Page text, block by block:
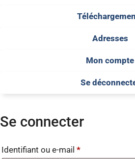
Adresses
Mon compte
Se
Se connecter
Identifiant ou e-mail *